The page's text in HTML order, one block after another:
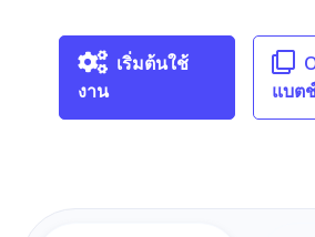
เริ่มต้นใช้
งาน
แบต